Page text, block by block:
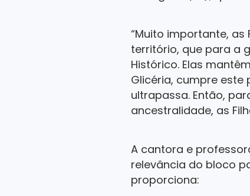
“Muito importante,
território, que para a
Histórico. Elas
Glicéria, cumpre este
ultrapassa. Então,
ancestralidade, as
A cantora e
relevância do bloco
proporciona: